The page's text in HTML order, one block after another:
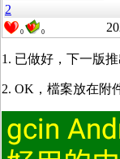
2
0 0
1. 已做好，下一版推
2. OK，檔案放在附